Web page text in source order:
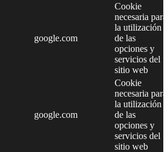
google.com
Cookie
necesaria para
la utilización
de las
opciones y
servicios del
sitio web
google.com
Cookie
necesaria para
la utilización
de las
opciones y
servicios del
sitio web